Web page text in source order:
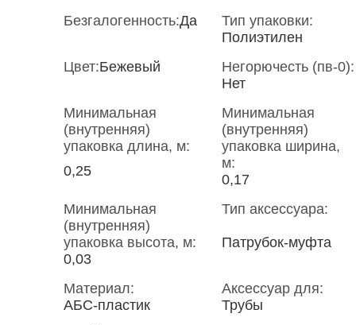
Безгалогенность:Да
Тип упаковки:
Полиэтилен
Цвет:Бежевый
Негорючесть (пв-0):
Нет
Минимальная
(внутренняя)
упаковка длина, м:
0,25
Минимальная
(внутренняя)
упаковка ширина,
м:
0,17
Минимальная
(внутренняя)
упаковка высота, м:
0,03
Тип аксессуара:
Патрубок-муфта
Материал:
АБС-пластик
Аксессуар для:
Трубы